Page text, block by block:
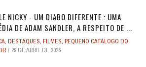
NICKY - UM DIABO DIFERENTE : UMA
DE ADAM SANDLER, A RESPEITO DE ...
, DESTAQUES, FILMES, PEQUENO CATÁLOGO DO
29 DE ABRIL DE 2026